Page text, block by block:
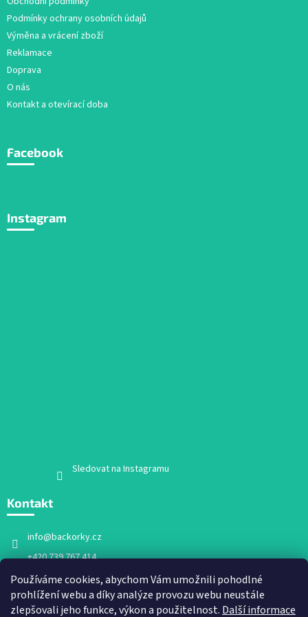
Používáme cookies, abychom Vám umožnili pohodlné
prohlížení webu a díky analýze provozu webu neustále
zlepšovali jeho funkce, výkon a použitelnost. Další informace
Podmínky ochrany osobních údajů
Výměna a vrácení zboží
Reklamace
Doprava
O nás
Kontakt a otevírací doba
Facebook
Instagram
Sledovat na Instagramu
Kontakt
info@backorky.cz
+420 739 767 414
Facebook
backorky.cz